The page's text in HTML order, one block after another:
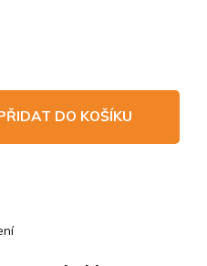
DO KOŠÍKU